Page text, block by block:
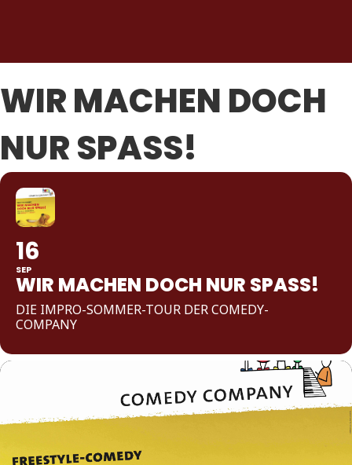
WIR MACHEN DOCH
NUR SPASS!
16
SEP
WIR MACHEN DOCH NUR SPASS!
DIE IMPRO-SOMMER-TOUR DER COMEDY-
COMPANY